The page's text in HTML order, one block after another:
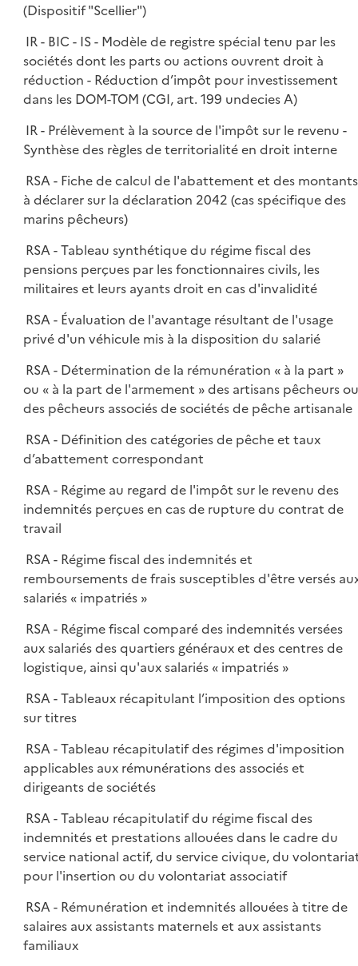
(Dispositif "Scellier")
IR - BIC - IS - Modèle de registre spécial tenu par les
sociétés dont les parts ou actions ouvrent droit à
réduction - Réduction d’impôt pour investissement
dans les DOM-TOM (CGI, art. 199 undecies A)
IR - Prélèvement à la source de l'impôt sur le revenu -
Synthèse des règles de territorialité en droit interne
RSA - Fiche de calcul de l'abattement et des montants
à déclarer sur la déclaration 2042 (cas spécifique des
marins pêcheurs)
RSA - Tableau synthétique du régime fiscal des
pensions perçues par les fonctionnaires civils, les
militaires et leurs ayants droit en cas d'invalidité
RSA - Évaluation de l'avantage résultant de l'usage
privé d'un véhicule mis à la disposition du salarié
RSA - Détermination de la rémunération « à la part »
ou « à la part de l'armement » des artisans pêcheurs ou
des pêcheurs associés de sociétés de pêche artisanale
RSA - Définition des catégories de pêche et taux
d’abattement correspondant
RSA - Régime au regard de l'impôt sur le revenu des
indemnités perçues en cas de rupture du contrat de
travail
RSA - Régime fiscal des indemnités et
remboursements de frais susceptibles d'être versés
salariés « impatriés »
RSA - Régime fiscal comparé des indemnités versées
aux salariés des quartiers généraux et des centres de
logistique, ainsi qu'aux salariés « impatriés »
RSA - Tableaux récapitulant l’imposition des options
sur titres
RSA - Tableau récapitulatif des régimes d'imposition
applicables aux rémunérations des associés et
dirigeants de sociétés
RSA - Tableau récapitulatif du régime fiscal des
indemnités et prestations allouées dans le cadre du
service national actif, du service civique, du
pour l'insertion ou du volontariat associatif
RSA - Rémunération et indemnités allouées à titre de
salaires aux assistants maternels et aux assistants
familiaux